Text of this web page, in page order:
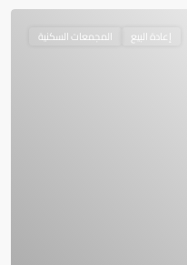
إعادة البيع المجمعات السكنية